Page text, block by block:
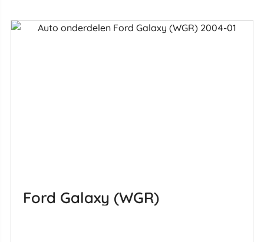
Ford Galaxy (WGR)